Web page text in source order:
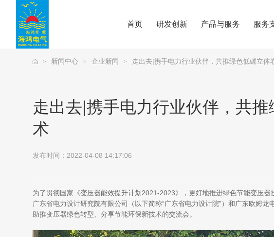
首页 研发创新 产品与服务 服务
> 新闻中心 > 企业新闻 > 走出去|携手电力行业伙伴，共推绿色低碳立体
走出去|携手电力行业伙伴，共
术
发布时间：2022-04-08 14:17:06
为了贯彻国家《变压器能效提升计划2021-2023》，更好地推进绿色节能变压
广东省电力设计研究院有限公司（以下简称“广东省电力设计院”）和广东欧姆
助推变压器绿色转型、分享节能环保新技术的交流会。